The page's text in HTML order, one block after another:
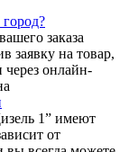
заказа
заявку на товар,
через онлайн-
1” имеют
от